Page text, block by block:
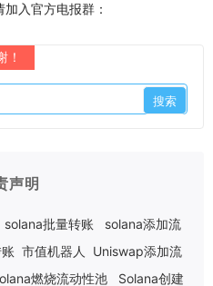
入官方电报群：
！
声明
solana批量转账
solana添加流
市值机器人
Uniswap添加流
燃烧流动性池
Solana创建